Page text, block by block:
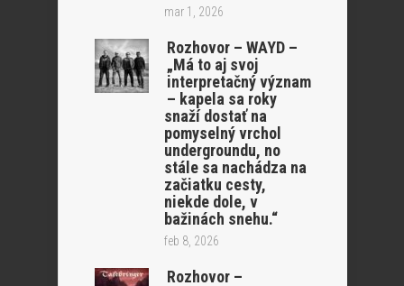
mar 1, 2026
Rozhovor – WAYD –
„Má to aj svoj
interpretačný význam
– kapela sa roky
snaží dostať na
pomyselný vrchol
undergroundu, no
stále sa nachádza na
začiatku cesty,
niekde dole, v
bažinách snehu.“
feb 8, 2026
Rozhovor –